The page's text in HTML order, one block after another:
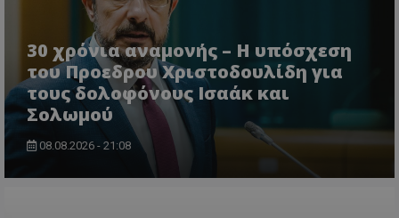
30 χρόνια αναμονής – Η υπόσχεση
του Προεδρου Χριστοδουλίδη για
τους δολοφόνους Ισαάκ και
Σολωμού
08.08.2026 - 21:08
VISITOR_PRIVACY_METADATA
.youtube.com